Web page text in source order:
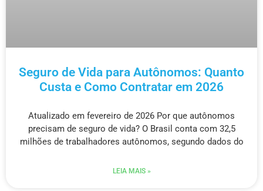
Seguro de Vida para Autônomos: Quanto
Custa e Como Contratar em 2026
Atualizado em fevereiro de 2026 Por que autônomos
precisam de seguro de vida? O Brasil conta com 32,5
milhões de trabalhadores autônomos, segundo dados do
LEIA MAIS »